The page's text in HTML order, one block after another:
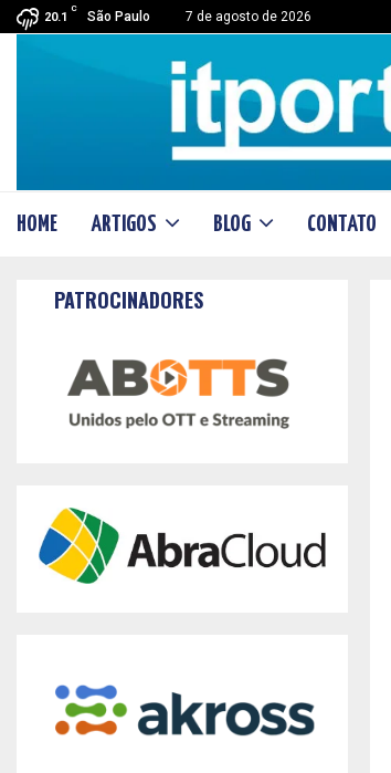
20.1
C
São Paulo 7 de agosto de 2026
HOME ARTIGOS BLOG CONTATO
PATROCINADORES